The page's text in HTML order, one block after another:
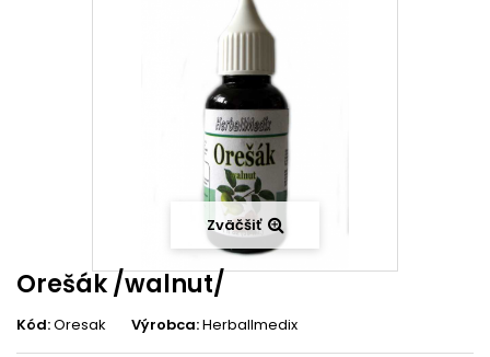
Zväčšiť
Orešák /walnut/
Kód:Oresak Výrobca:Herballmedix